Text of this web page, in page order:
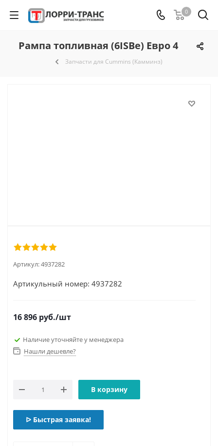
0
Рампа топливная (6ISBe) Евро 4
Запчасти для Cummins (Камминз)
Артикул:4937282
Артикульный номер: 4937282
16 896 руб./шт
Наличие уточняйте у менеджера
Нашли дешевле?
В корзину
ᐅ Быстрая заявка!